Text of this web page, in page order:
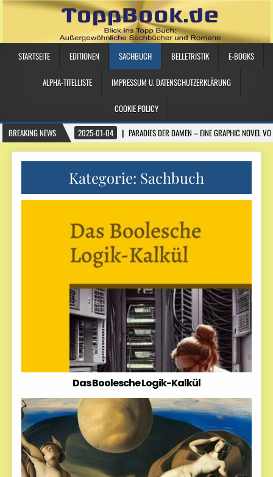
STARTSEITE EDITIONEN SACHBUCH BELLETRISTIK E-BOOKS
ALPHA-TITELLISTE IMPRESSUM U. DATENSCHUTZERKLÄRUNG
COOKIE POLICY
BREAKING NEWS
2025-01-04 PARADIES DER DAMEN – EINE GRAPHIC NOVEL
Kategorie: Sachbuch
Das Boolesche Logik-Kalkül